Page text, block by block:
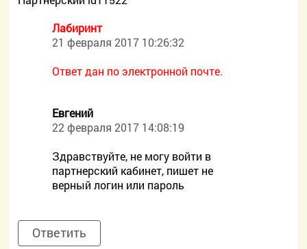
Лабиринт
21 февраля 2017 10:26:32
Ответ дан по электронной почте.
Евгений
22 февраля 2017 14:08:19
Здравствуйте, не могу войти в
партнерский кабинет, пишет не
верный логин или пароль
Ответить